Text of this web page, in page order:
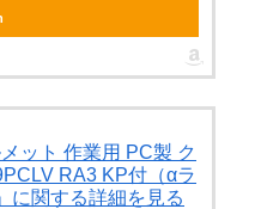
ット 作業用 PC製 ク
RA3 KP付（αラ
に関する詳細を見る